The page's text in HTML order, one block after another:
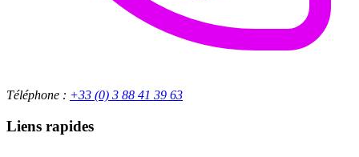
Téléphone : +33 (0) 3 88 41 39 63
Liens rapides